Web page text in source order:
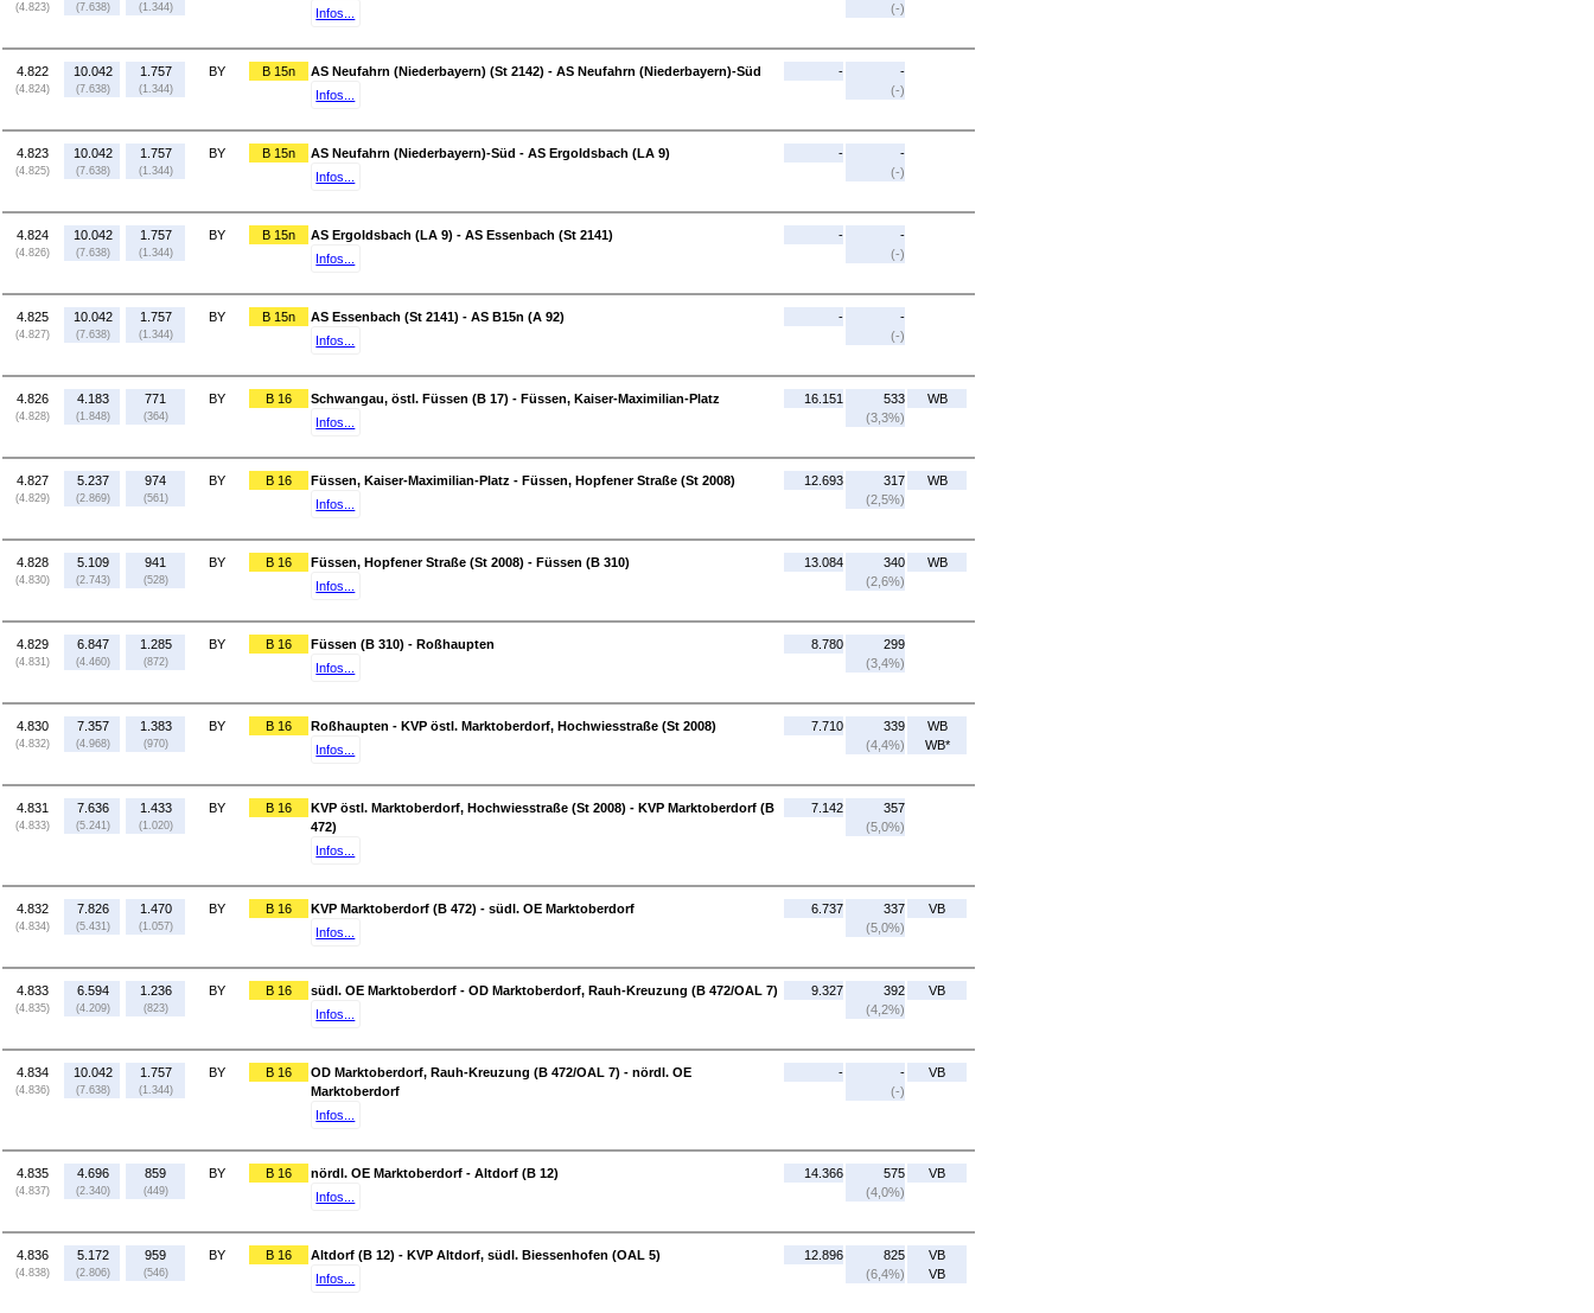
(4.823) (7.638) (1.344)
Infos...
(-)
4.822
(4.824)
10.042
(7.638)
1.757
(1.344)
BY B 15n
AS Neufahrn (Niederbayern) (St 2142) - AS Neufahrn (Niederbayern)-Süd
Infos...
-
-
(-)
4.823
(4.825)
10.042
(7.638)
1.757
(1.344)
BY B 15n
AS Neufahrn (Niederbayern)-Süd - AS Ergoldsbach (LA 9)
Infos...
-
-
(-)
4.824
(4.826)
10.042
(7.638)
1.757
(1.344)
BY B 15n
AS Ergoldsbach (LA 9) - AS Essenbach (St 2141)
Infos...
-
-
(-)
4.825
(4.827)
10.042
(7.638)
1.757
(1.344)
BY B 15n
AS Essenbach (St 2141) - AS B15n (A 92)
Infos...
-
-
(-)
4.826
(4.828)
4.183
(1.848)
771
(364)
BY B 16
Schwangau, östl. Füssen (B 17) - Füssen, Kaiser-Maximilian-Platz
Infos...
16.151
533
(3,3%)
WB
4.827
(4.829)
5.237
(2.869)
974
(561)
BY B 16
Füssen, Kaiser-Maximilian-Platz - Füssen, Hopfener Straße (St 2008)
Infos...
12.693
317
(2,5%)
WB
4.828
(4.830)
5.109
(2.743)
941
(528)
BY B 16
Füssen, Hopfener Straße (St 2008) - Füssen (B 310)
Infos...
13.084
340
(2,6%)
WB
4.829
(4.831)
6.847
(4.460)
1.285
(872)
BY B 16
Füssen (B 310) - Roßhaupten
Infos...
8.780
299
(3,4%)
4.830
(4.832)
7.357
(4.968)
1.383
(970)
BY B 16
Roßhaupten - KVP östl. Marktoberdorf, Hochwiesstraße (St 2008)
Infos...
7.710
339
(4,4%)
WB
WB*
4.831
(4.833)
7.636
(5.241)
1.433
(1.020)
BY B 16
KVP östl. Marktoberdorf, Hochwiesstraße (St 2008) - KVP Marktoberdorf (B
472)
Infos...
7.142
357
(5,0%)
4.832
(4.834)
7.826
(5.431)
1.470
(1.057)
BY B 16
KVP Marktoberdorf (B 472) - südl. OE Marktoberdorf
Infos...
6.737
337
(5,0%)
VB
4.833
(4.835)
6.594
(4.209)
1.236
(823)
BY B 16
südl. OE Marktoberdorf - OD Marktoberdorf, Rauh-Kreuzung (B 472/OAL 7)
Infos...
9.327
392
(4,2%)
VB
4.834
(4.836)
10.042
(7.638)
1.757
(1.344)
BY B 16
OD Marktoberdorf, Rauh-Kreuzung (B 472/OAL 7) - nördl. OE
Marktoberdorf
Infos...
-
-
(-)
VB
4.835
(4.837)
4.696
(2.340)
859
(449)
BY B 16
nördl. OE Marktoberdorf - Altdorf (B 12)
Infos...
14.366
575
(4,0%)
VB
4.836
(4.838)
5.172
(2.806)
959
(546)
BY B 16
Altdorf (B 12) - KVP Altdorf, südl. Biessenhofen (OAL 5)
Infos...
12.896
825
(6,4%)
VB
VB